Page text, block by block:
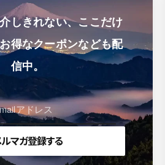
しきれない、ここだけ
得なクーポンなども配
信中。